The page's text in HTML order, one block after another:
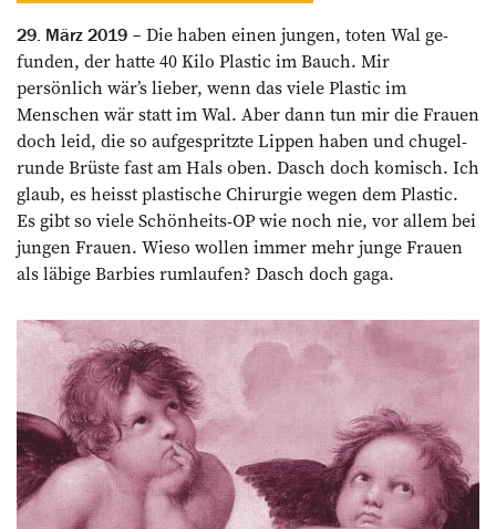
29. März 2019
Die haben einen jungen, toten Wal ge­
funden, der hatte 40 Kilo Plastic im Bauch. Mir
persönlich wär’s lieber, wenn das viele Plastic im
Menschen wär statt im Wal. Aber dann tun mir die ­Frauen
doch leid, die so auf­gespritzte Lippen haben und chugel­
runde Brüste fast am Hals oben. Dasch doch komisch. Ich
glaub, es heisst plastische Chirurgie wegen dem Plastic.
Es gibt so viele Schönheits-OP wie noch nie, vor allem bei
jungen Frauen. Wieso wollen immer mehr junge Frauen
als läbige Barbies rumlaufen? Dasch doch gaga.